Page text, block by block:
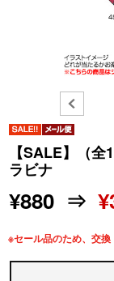
【SALE】（
ラビナ
¥880 ⇒
※セール品のため、交換